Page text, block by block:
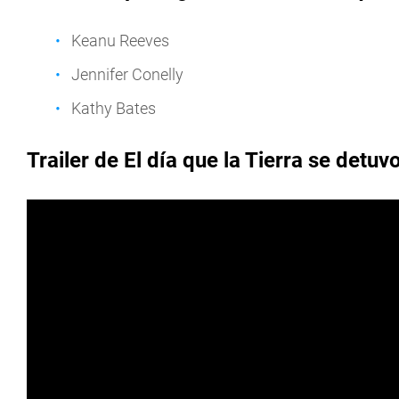
Keanu Reeves
Jennifer Conelly
Kathy Bates
Trailer de El día que la Tierra se